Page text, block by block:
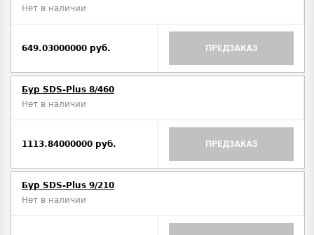
Нет в наличии
649.03000000 руб. ПРЕДЗАКАЗ
Бур SDS-Plus 8/460
Нет в наличии
1113.84000000 руб. ПРЕДЗАКАЗ
Бур SDS-Plus 9/210
Нет в наличии